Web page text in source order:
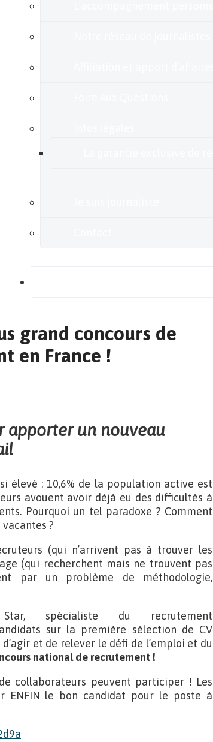
grand concours de
en France !
apporter un nouveau
élevé : 10,6% de la population active est
avouent avoir déjà eu des difficultés à
Pourquoi un tel paradoxe ? Comment
?
(qui n’arrivent pas à trouver les
(qui recherchent mais ne trouvent pas
par un problème de méthodologie,
spécialiste du recrutement
sur la première sélection de CV
et de relever le défi de l’emploi et du
national de recrutement !
collaborateurs peuvent participer ! Les
ENFIN le bon candidat pour le poste à